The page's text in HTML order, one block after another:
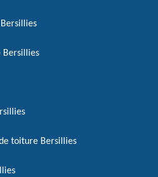
Bersillies
toiture Bersillies